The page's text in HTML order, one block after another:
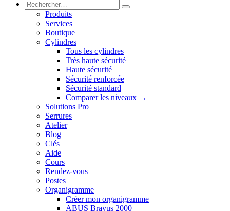
Produits
Services
Boutique
Cylindres
Tous les cylindres
Très haute sécurité
Haute sécurité
Sécurité renforcée
Sécurité standard
Comparer les niveaux →
Solutions Pro
Serrures
Atelier
Blog
Clés
Aide
Cours
Rendez-vous
Postes
Organigramme
Créer mon organigramme
ABUS Bravus 2000